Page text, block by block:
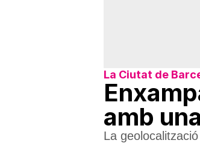
La Ciutat de
amb
La